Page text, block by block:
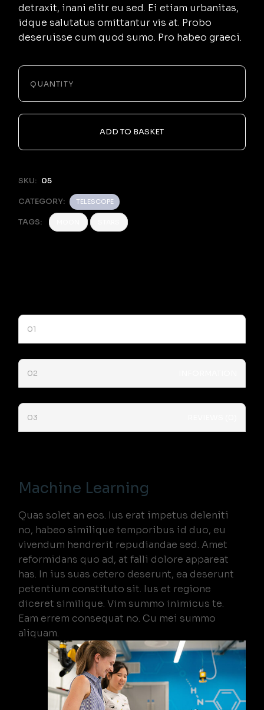
detraxit, inani elitr eu sed. Ei etiam urbanitas,
idque salutatus omittantur vis at. Probo
deseruisse cum quod sumo. Pro habeo graeci.
QUANTITY
ADD TO BASKET
SKU: 05
CATEGORY: TELESCOPE
TAGS:
Machine Learning
Quas solet an eos. Ius erat impetus deleniti
no, habeo similique temporibus id duo, eu
vivendum hendrerit repudiandae sed. Amet
reformidans quo ad, at falli dolore appareat
has. In ius suas cetero deserunt, ea deserunt
petentium constituto sit. Ius et regione
diceret similique. Vim summo inimicus te.
Eam errem consequat no. Cu mei summo
aliquam.